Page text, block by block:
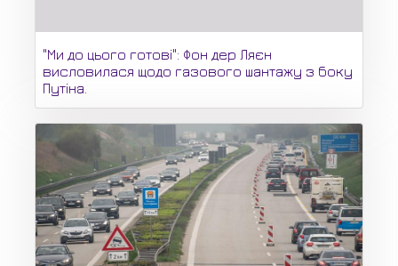
"Ми до цього готові": Фон дер Ляєн
висловилася щодо газового шантажу з боку
Путіна.